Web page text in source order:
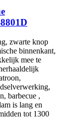
zwarte knop
binnenkant,
mee te
barbecue ,
is lang en
tot 1300